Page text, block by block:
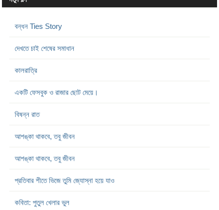
বন্ধন Ties Story
দেখতে চাই শেষের সমাধান
কালরাত্রি
একটি ফেসবুক ও রাজার ছোট মেয়ে।
বিষন্ন রাত
আশঙ্কা থাকবে, তবু জীবন
আশঙ্কা থাকবে, তবু জীবন
প্রতিবার শীতে ভিজে তুমি জ্যোস্না হয়ে যাও
কবিতা: পুতুল খেলার ভুল